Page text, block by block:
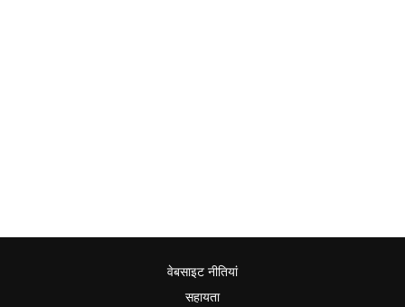
वेबसाइट नीतियां
सहायता